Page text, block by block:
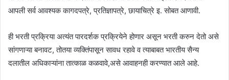
आपली सर्व आवश्यक कागदपत्रे, प्रतिज्ञापत्रे, छायाचित्रे इ. सोबत आणावी.
ही भरती प्रक्रिया अत्यंत पारदर्शक प्रक्रियेने होणार असून भरती करुन देतो असे
सांगणाऱ्या बनावट, तोतया व्यक्तिंपासून सावध रहावे व त्याबाबत भारतीय सैन्य
दलातील अधिकाऱ्यांना तात्काळ कळवावे,असे आवाहनही करण्यात आले आहे.